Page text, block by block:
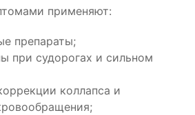
применяют:
препараты;
при судорогах и сильном
коллапса и